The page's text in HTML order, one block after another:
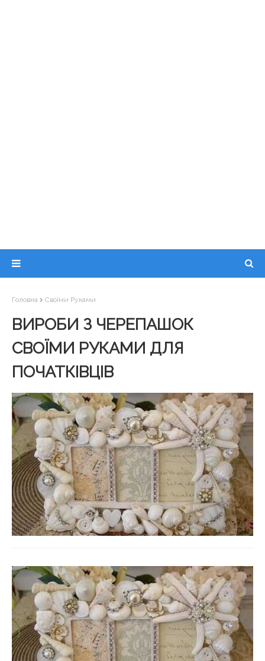
Головна Своїми Руками
ВИРОБИ З ЧЕРЕПАШОК
СВОЇМИ РУКАМИ ДЛЯ
ПОЧАТКІВЦІВ